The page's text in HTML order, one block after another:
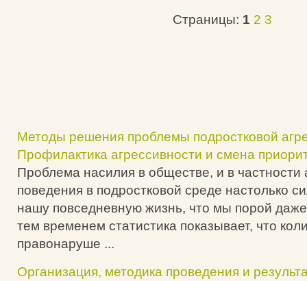
Страницы: 1 2 3
Методы решения проблемы подростковой
Профилактика агрессивности и смена
Проблема насилия в обществе, и в частности
поведения в подростковой среде настолько
нашу повседневную жизнь, что мы порой
тем временем статистика показывает, что
правонаруше ...
Организация, методика проведения и